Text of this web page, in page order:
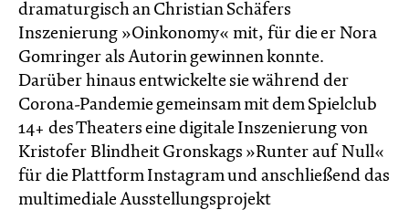
dramaturgisch an Christian Schäfers
Inszenierung »Oinkonomy« mit, für die er Nora
Gomringer als Autorin gewinnen konnte.
Darüber hinaus entwickelte sie während der
Corona-Pandemie gemeinsam mit dem Spielclub
14+ des Theaters eine digitale Inszenierung von
Kristofer Blindheit Gronskags »Runter auf Null«
für die Plattform Instagram und anschließend das
multimediale Ausstellungsprojekt